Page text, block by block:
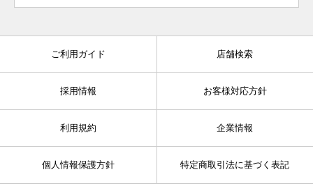
ご利用ガイド 店舗検索
採用情報 お客様対応方針
利用規約 企業情報
個人情報保護方針 特定商取引法に基づく表記